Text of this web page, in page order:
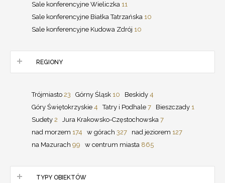
Sale konferencyjne Wieliczka 11
Sale konferencyjne Białka Tatrzańska 10
Sale konferencyjne Kudowa Zdrój 10
REGIONY
Trójmiasto 23 Górny Śląsk 10 Beskidy 4
Góry Świętokrzyskie 4 Tatry i Podhale 7 Bieszczady 1
Sudety 2 Jura Krakowsko-Częstochowska 7
nad morzem 174 w górach 327 nad jeziorem 127
na Mazurach 99 w centrum miasta 865
TYPY OBIEKTÓW